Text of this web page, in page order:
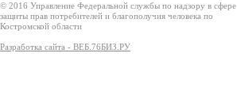
© 2016 Управление Федеральной службы по надзору в сфере
защиты прав потребителей и благополучия человека по
Костромской области
Разработка сайта - ВЕБ.76БИЗ.РУ